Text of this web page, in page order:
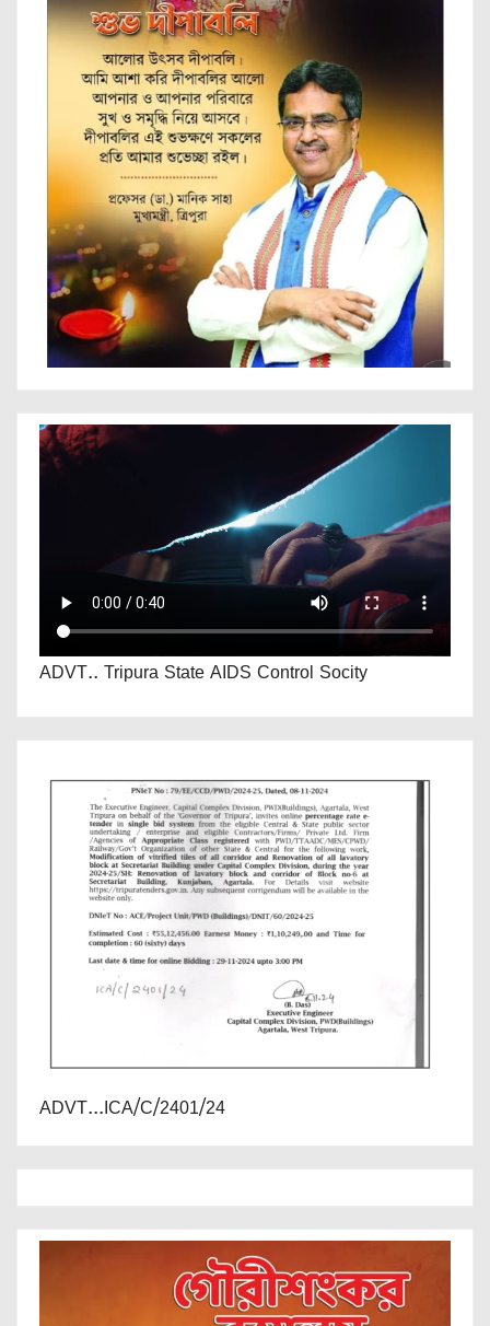
ADVT.. Tripura State AIDS Control Socity
ADVT...ICA/C/2401/24